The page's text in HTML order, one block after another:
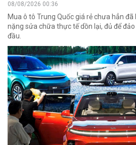
08/08/2026 00:36
Mua ô tô Trung Quốc giá rẻ chưa hẳn đã
nặng sửa chữa thực tế dồn lại, đủ để
đầu.